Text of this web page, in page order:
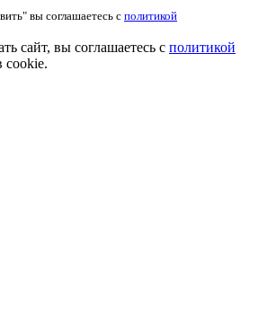
вы соглашаетесь с политикой
сайт, вы соглашаетесь с политикой
cookie.